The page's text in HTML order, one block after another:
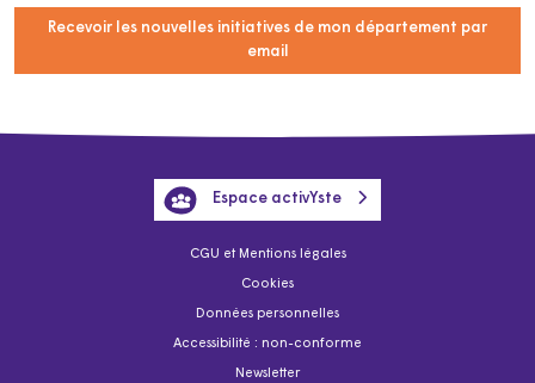
Recevoir les nouvelles initiatives de mon département par
email
CGU et Mentions légales
Cookies
Données personnelles
Accessibilité : non-conforme
Newsletter
Espace activYste